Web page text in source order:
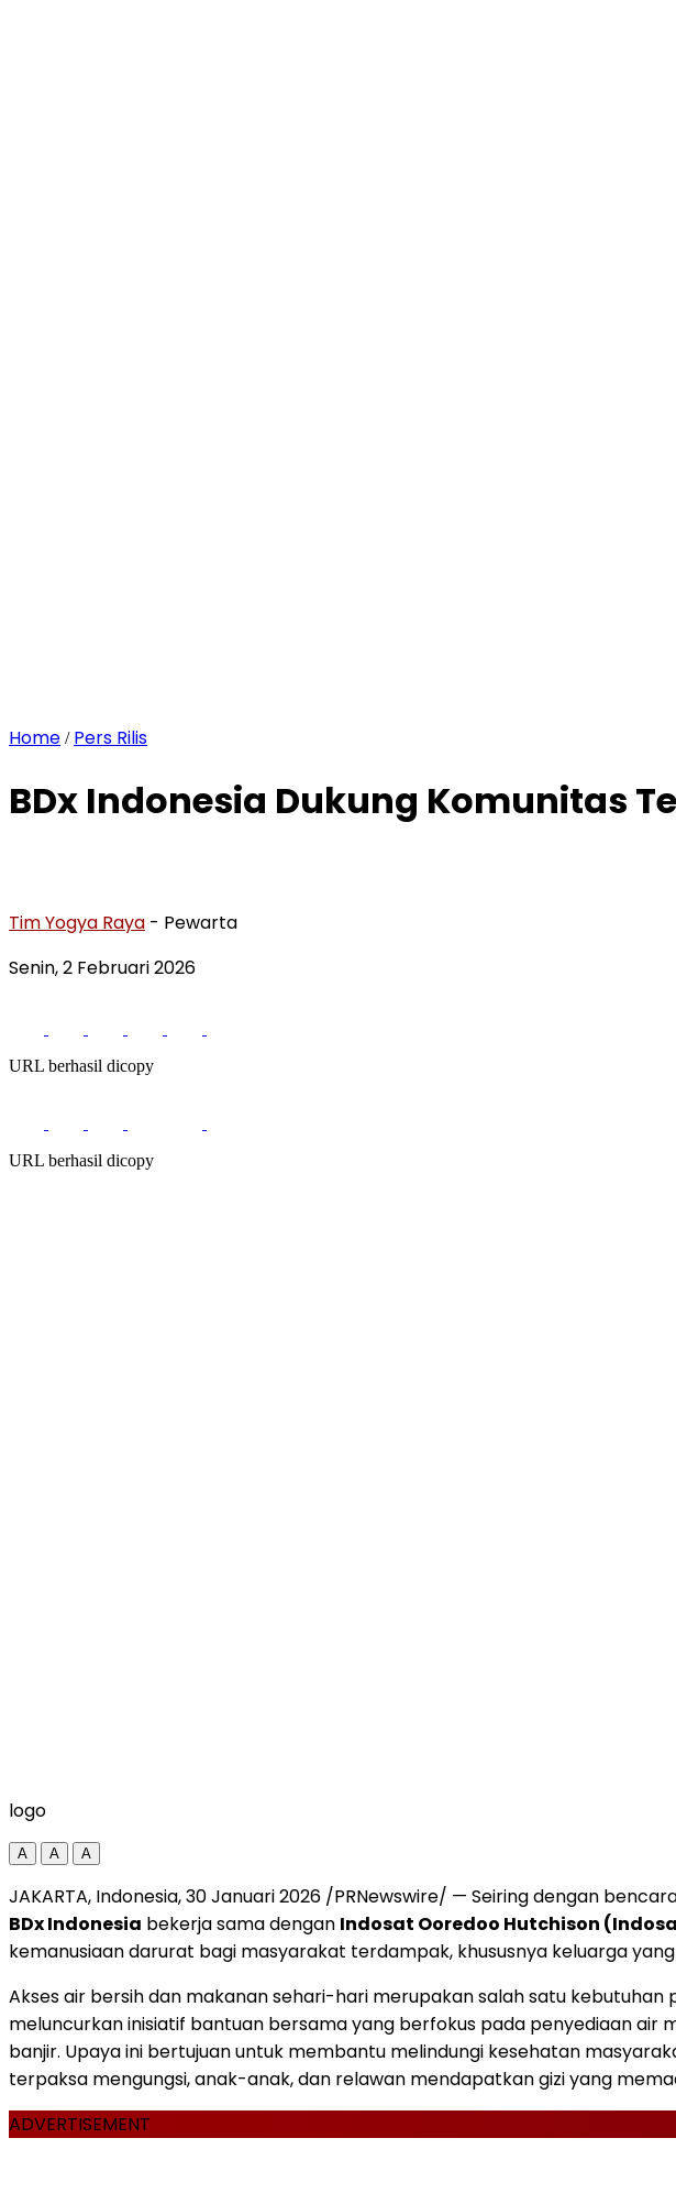
Home / Pers Rilis
BDx Indonesia Dukung Komunitas
Tim Yogya Raya - Pewarta
Senin, 2 Februari 2026
URL berhasil dicopy
URL berhasil dicopy
logo
A A A
JAKARTA, Indonesia, 30 Januari 2026 /PRNewswire/ — Seiring dengan
BDx Indonesia bekerja sama dengan Indosat Ooredoo Hutchison
kemanusiaan darurat bagi masyarakat terdampak, khususnya keluarga
Akses air bersih dan makanan sehari-hari merupakan salah satu
meluncurkan inisiatif bantuan bersama yang berfokus pada penyediaan
banjir. Upaya ini bertujuan untuk membantu melindungi kesehatan
terpaksa mengungsi, anak-anak, dan relawan mendapatkan gizi yang
ADVERTISEMENT